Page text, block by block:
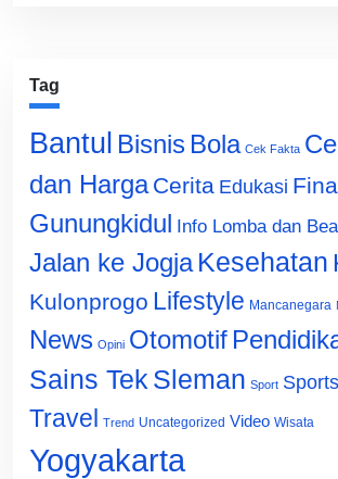
Tag
Bantul Bisnis Bola Cek Fakta
dan Harga Cerita Edukasi
Gunungkidul Info Lomba dan
Jalan ke Jogja Kesehatan
Kulonprogo Lifestyle Mancanegara
News Opini Otomotif
Sains Tek Sleman Sport Sports
Travel Trend Uncategorized Video Wisata
Yogyakarta